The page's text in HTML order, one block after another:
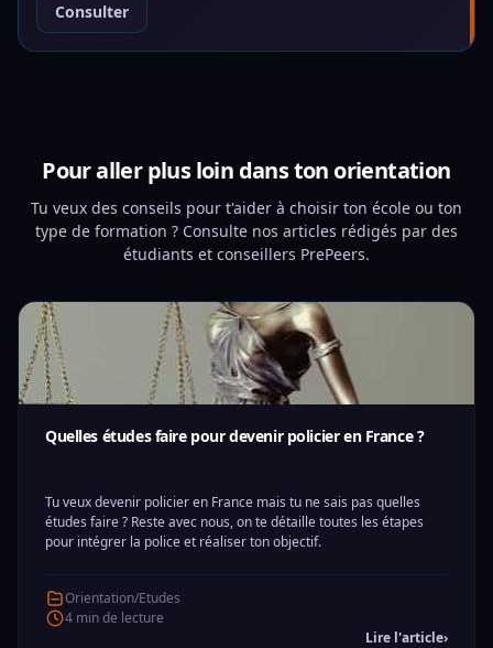
Consulter
Pour aller plus loin dans ton orientation
Tu veux des conseils pour t'aider à choisir ton école ou ton
type de formation ? Consulte nos articles rédigés par des
étudiants et conseillers PrePeers.
Quelles études faire pour devenir policier en France ?
Tu veux devenir policier en France mais tu ne sais pas quelles
études faire ? Reste avec nous, on te détaille toutes les étapes
pour intégrer la police et réaliser ton objectif.
Orientation/Etudes
4 min de lecture
Lire l'article›